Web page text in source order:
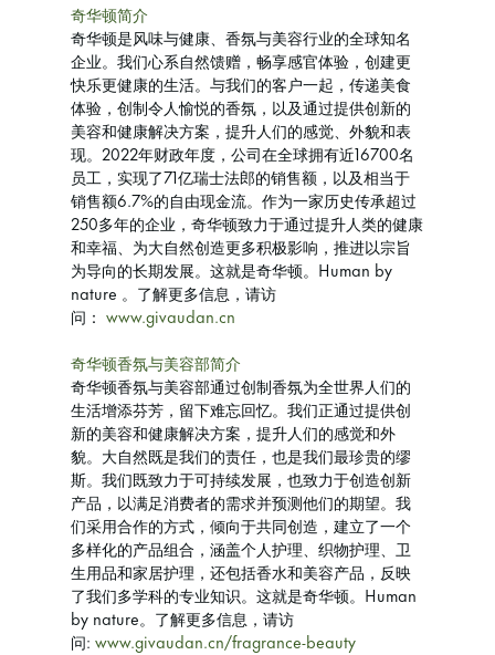
奇华顿简介
奇华顿是风味与健康、香氛与美容行业的全球知名
企业。我们心系自然馈赠，畅享感官体验，创建更
快乐更健康的生活。与我们的客户一起，传递美食
体验，创制令人愉悦的香氛，以及通过提供创新的
美容和健康解决方案，提升人们的感觉、外貌和表
现。2022年财政年度，公司在全球拥有近16700名
员工，实现了71亿瑞士法郎的销售额，以及相当于
销售额6.7%的自由现金流。作为一家历史传承超过
250多年的企业，奇华顿致力于通过提升人类的健康
和幸福、为大自然创造更多积极影响，推进以宗旨
为导向的长期发展。这就是奇华顿。Human by
nature 。了解更多信息，请访
问： www.givaudan.cn
奇华顿香氛与美容部简介
奇华顿香氛与美容部通过创制香氛为全世界人们的
生活增添芬芳，留下难忘回忆。我们正通过提供创
新的美容和健康解决方案，提升人们的感觉和外
貌。大自然既是我们的责任，也是我们最珍贵的缪
斯。我们既致力于可持续发展，也致力于创造创新
产品，以满足消费者的需求并预测他们的期望。我
们采用合作的方式，倾向于共同创造，建立了一个
多样化的产品组合，涵盖个人护理、织物护理、卫
生用品和家居护理，还包括香水和美容产品，反映
了我们多学科的专业知识。这就是奇华顿。Human
by nature。了解更多信息，请访
问: www.givaudan.cn/fragrance-beauty